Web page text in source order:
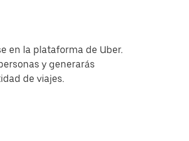
en la plataforma de Uber.
y generarás
de viajes.